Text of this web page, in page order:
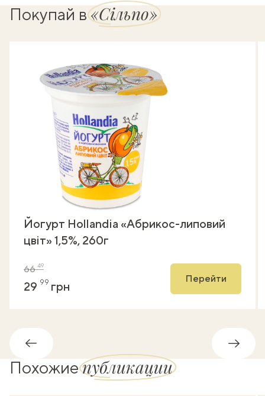
Покупай в«Сільпо»
Йогурт Hollandia «Абрикос-липовий
цвіт» 1,5%, 260г
6649
29 99 грн
Перейти
Обратно
Похожиепубликации